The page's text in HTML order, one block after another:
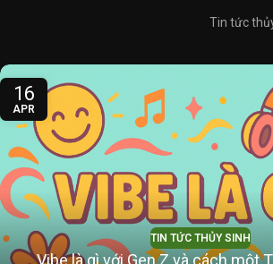
Tin tức
16
APR
TIN TỨC THỦY SINH
Vibe là gì với Gen Z và cách một